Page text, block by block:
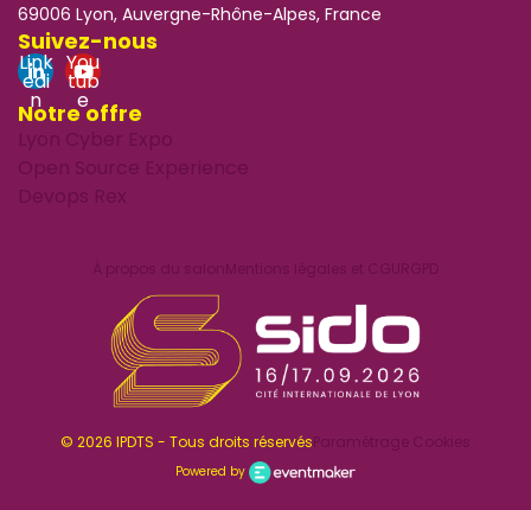
69006 Lyon, Auvergne-Rhône-Alpes, France
Suivez-nous
Link
edi
n
You
tub
e
Notre offre
Lyon Cyber Expo
Open Source Experience
Devops Rex
À propos du salonMentions légales et CGURGPD
© 2026 IPDTS - Tous droits réservésParamétrage Cookies
Powered by